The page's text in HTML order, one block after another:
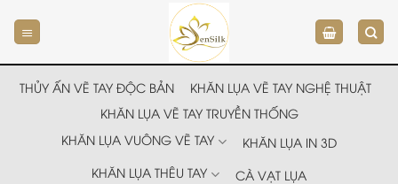
đến
nội
dung
THỦY ẤN VẼ TAY ĐỘC BẢN
KHĂN LỤA VẼ TAY NGHỆ THUẬT
KHĂN LỤA VẼ TAY TRUYỀN THỐNG
KHĂN LỤA VUÔNG VẼ TAY
KHĂN LỤA IN 3D
KHĂN LỤA THÊU TAY
CÀ VẠT LỤA